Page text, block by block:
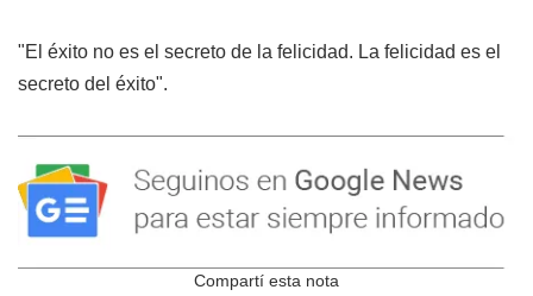
"El éxito no es el secreto de la felicidad. La felicidad es el
secreto del éxito".